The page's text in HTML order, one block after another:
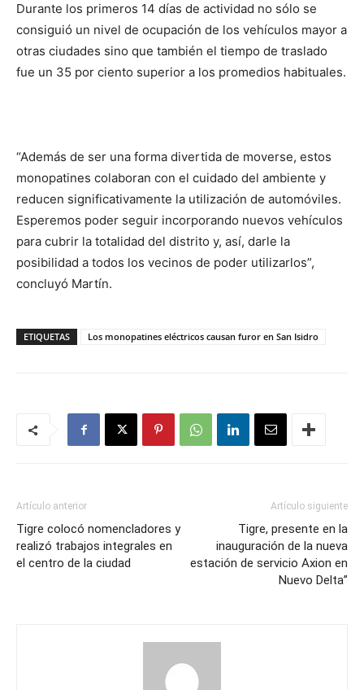
Durante los primeros 14 días de actividad no sólo se
consiguió un nivel de ocupación de los vehículos mayor a
otras ciudades sino que también el tiempo de traslado
fue un 35 por ciento superior a los promedios habituales.
“Además de ser una forma divertida de moverse, estos
monopatines colaboran con el cuidado del ambiente y
reducen significativamente la utilización de automóviles.
Esperemos poder seguir incorporando nuevos vehículos
para cubrir la totalidad del distrito y, así, darle la
posibilidad a todos los vecinos de poder utilizarlos”,
concluyó Martín.
ETIQUETAS Los monopatines eléctricos causan furor en San Isidro
Artículo anterior
Tigre colocó nomencladores y
realizó trabajos integrales en
el centro de la ciudad
Artículo siguiente
Tigre, presente en la
inauguración de la nueva
estación de servicio Axion en
Nuevo Delta”